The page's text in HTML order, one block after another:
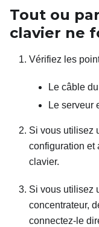
Tout ou
clavier ne
Vérifiez les
Le câble
Le serveur
Si vous utilisez
configuration et
clavier.
Si vous utilisez
concentrateur,
connectez-le